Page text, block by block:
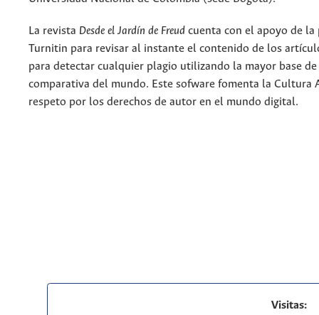
La revista Desde el Jardín de Freud cuenta con el apoyo de
Turnitin para revisar al instante el contenido de los
para detectar cualquier plagio utilizando la mayor base
comparativa del mundo. Este sofware fomenta la Cultura
respeto por los derechos de autor en el mundo digital.
Visitas: